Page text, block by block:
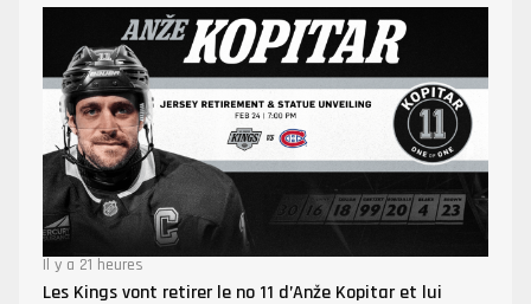
Il y a 21 heures
Les Kings vont retirer le no 11 d’Anže Kopitar et lui